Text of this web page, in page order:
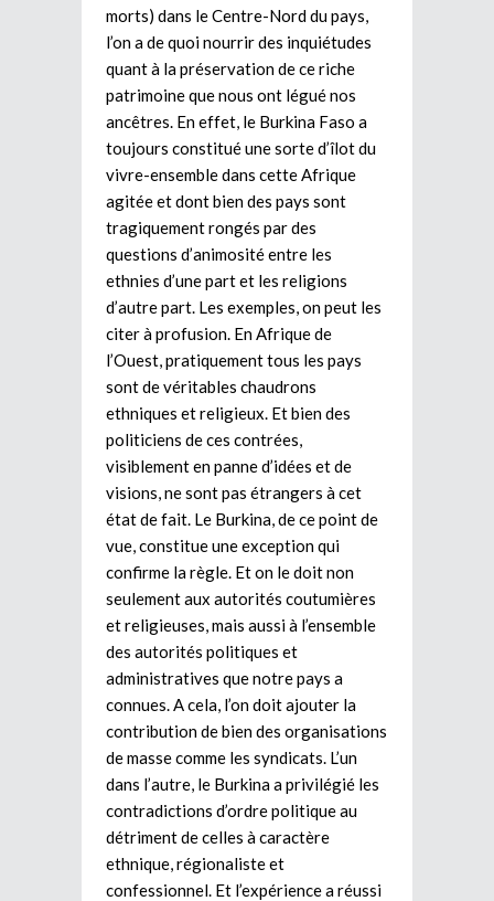
morts) dans le Centre-Nord du pays,
l’on a de quoi nourrir des inquiétudes
quant à la préservation de ce riche
patrimoine que nous ont légué nos
ancêtres. En effet, le Burkina Faso a
toujours constitué une sorte d’îlot du
vivre-ensemble dans cette Afrique
agitée et dont bien des pays sont
tragiquement rongés par des
questions d’animosité entre les
ethnies d’une part et les religions
d’autre part. Les exemples, on peut les
citer à profusion. En Afrique de
l’Ouest, pratiquement tous les pays
sont de véritables chaudrons
ethniques et religieux. Et bien des
politiciens de ces contrées,
visiblement en panne d’idées et de
visions, ne sont pas étrangers à cet
état de fait. Le Burkina, de ce point de
vue, constitue une exception qui
confirme la règle. Et on le doit non
seulement aux autorités coutumières
et religieuses, mais aussi à l’ensemble
des autorités politiques et
administratives que notre pays a
connues. A cela, l’on doit ajouter la
contribution de bien des organisations
de masse comme les syndicats. L’un
dans l’autre, le Burkina a privilégié les
contradictions d’ordre politique au
détriment de celles à caractère
ethnique, régionaliste et
confessionnel. Et l’expérience a réussi